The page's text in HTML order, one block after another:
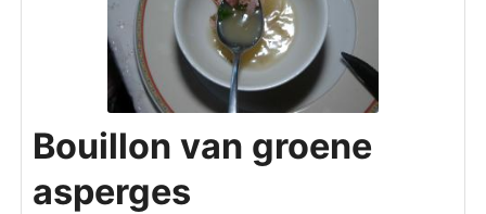
Bouillon van groene
asperges